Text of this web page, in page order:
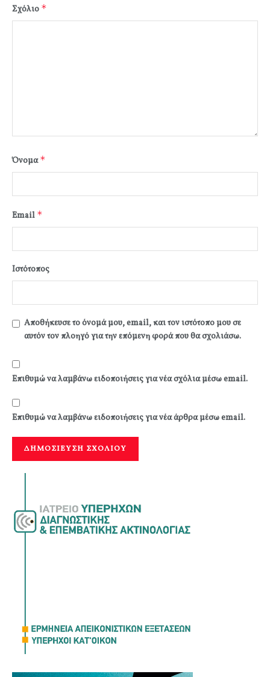
Σχόλιο *
Όνομα*
Email *
Ιστότοπος
Αποθήκευσε το όνομά μου, email, και τον ιστότοπο μου σε
αυτόν τον πλοηγό για την επόμενη φορά που θα σχολιάσω.
Επιθυμώ να λαμβάνω ειδοποιήσεις για νέα σχόλια μέσω email.
Επιθυμώ να λαμβάνω ειδοποιήσεις για νέα άρθρα μέσω email.